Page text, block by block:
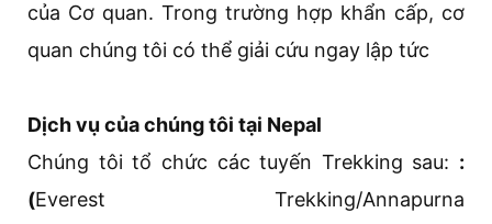
của Cơ quan. Trong trường hợp khẩn cấp, cơ
quan chúng tôi có thể giải cứu ngay lập tức
Dịch vụ của chúng tôi tại Nepal
Chúng tôi tổ chức các tuyến Trekking sau: :
(Everest Trekking/Annapurna